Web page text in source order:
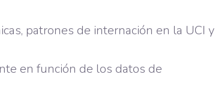
patrones de internación en la UCI y
en función de los datos de